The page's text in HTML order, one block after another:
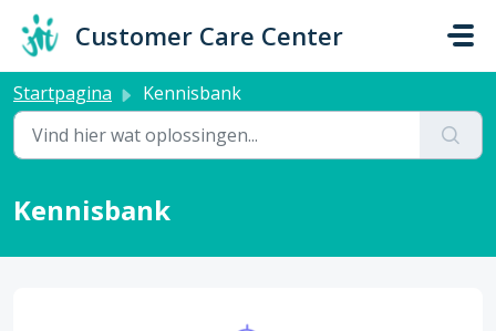
Doorgaan naar hoofdinhoud
Customer Care Center
Startpagina Kennisbank
Kennisbank